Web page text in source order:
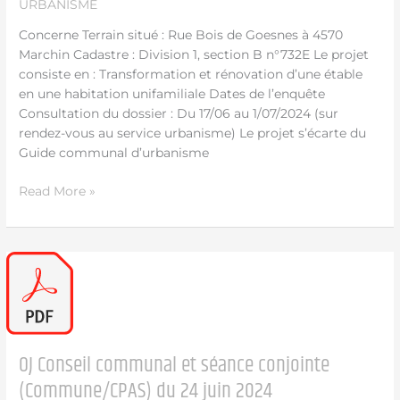
URBANISME
Concerne Terrain situé : Rue Bois de Goesnes à 4570
Marchin Cadastre : Division 1, section B n°732E Le projet
consiste en : Transformation et rénovation d’une étable
en une habitation unifamiliale Dates de l’enquête
Consultation du dossier : Du 17/06 au 1/07/2024 (sur
rendez-vous au service urbanisme) Le projet s’écarte du
Guide communal d’urbanisme
Read More »
OJ Conseil communal et séance conjointe
(Commune/CPAS) du 24 juin 2024
Conseil
communal
et
séance
conjointe
(Commune/CPAS)